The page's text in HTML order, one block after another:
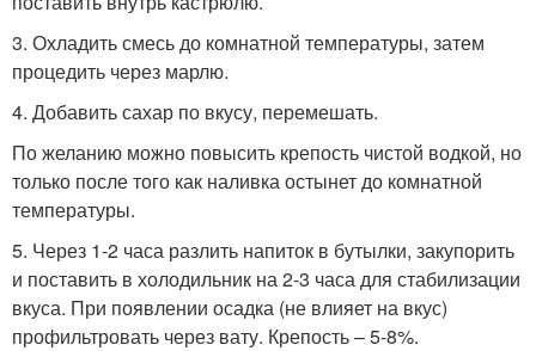
3. Охладить смесь до комнатной температуры, затем
процедить через марлю.
4. Добавить сахар по вкусу, перемешать.
По желанию можно повысить крепость чистой водкой, но
только после того как наливка остынет до комнатной
температуры.
5. Через 1-2 часа разлить напиток в бутылки, закупорить
и поставить в холодильник на 2-3 часа для стабилизации
вкуса. При появлении осадка (не влияет на вкус)
профильтровать через вату. Крепость – 5-8%.